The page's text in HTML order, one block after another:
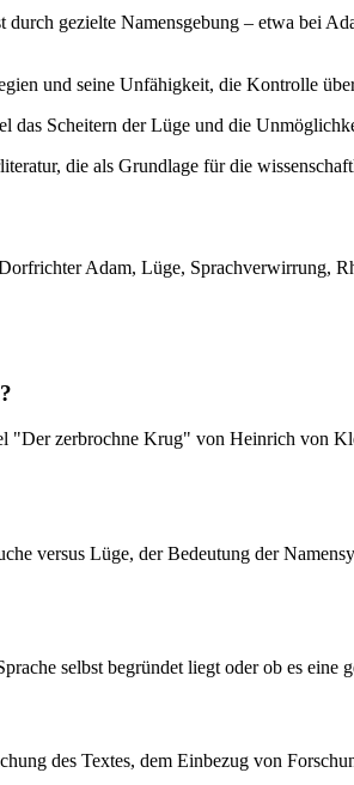
gezielte Namensgebung – etwa bei
und seine Unfähigkeit, die Kontrolle
das Scheitern der Lüge und die
die als Grundlage für die
Adam, Lüge, Sprachverwirrung,
"Der zerbrochne Krug" von Heinrich von
versus Lüge, der Bedeutung der
selbst begründet liegt oder ob es
des Textes, dem Einbezug von